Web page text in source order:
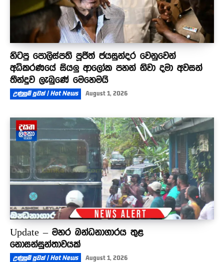
හිටපු පොලිස්පති පූජිත් ජයසුන්දර වෙනුවෙන්
අධිකරණයේ සියලු ආලෝක පහන් නිවා දමා අවසන්
තීන්දුව ලැබුණේ මෙහෙමයි
උණුසුම් පුවත් | Hot News August 1, 2026
Update – මහර බන්ධනාගාරය තුළ
නොසන්සුන්තාවයක්
උණුසුම් පුවත් | Hot News August 1, 2026